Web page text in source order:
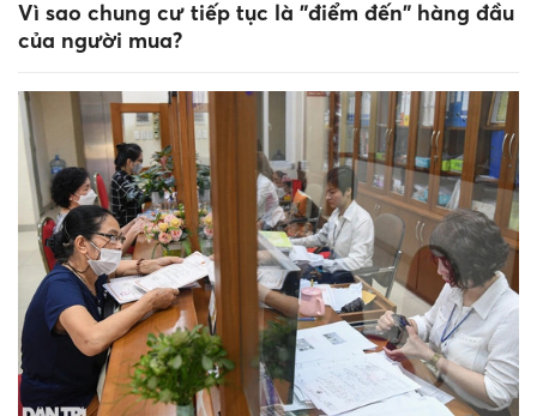
Vì sao chung cư tiếp tục là "điểm đến" hàng đầu
của người mua?